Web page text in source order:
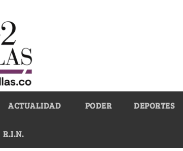
ACTUALIDAD PODER DEPORTES
R.I.N.